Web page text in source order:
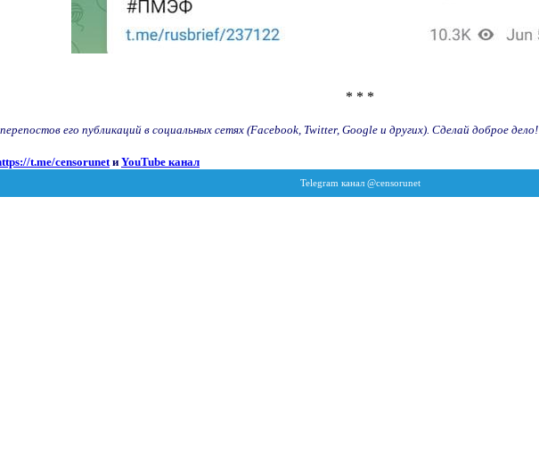
* * *
его публикаций в социальных сетях (Facebook, Twitter, Google и других). Сделай доброе дело!
t.me/censorunet и YouTube канал